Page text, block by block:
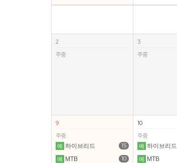
2
주중
3
주중
9
주중
15
예 하이브리드
10
예
MTB
10
주중
예 하이브리드
예
MTB